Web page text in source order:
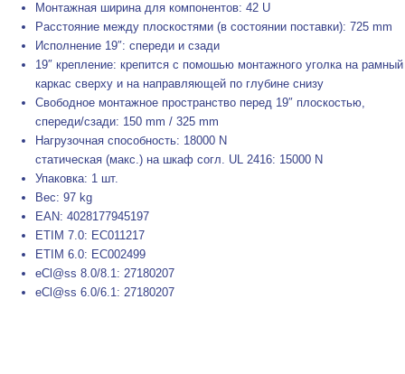
Монтажная ширина для компонентов: 42 U
Расстояние между плоскостями (в состоянии поставки): 725 mm
Исполнение 19″: спереди и сзади
19″ крепление: крепится с помошью монтажного уголка на рамный
каркас сверху и на направляющей по глубине снизу
Свободное монтажное пространство перед 19″ плоскостью,
спереди/сзади: 150 mm / 325 mm
Нагрузочная способность: 18000 N
статическая (макс.) на шкаф согл. UL 2416: 15000 N
Упаковка: 1 шт.
Вес: 97 kg
EAN: 4028177945197
ETIM 7.0: EC011217
ETIM 6.0: EC002499
eCl@ss 8.0/8.1: 27180207
eCl@ss 6.0/6.1: 27180207